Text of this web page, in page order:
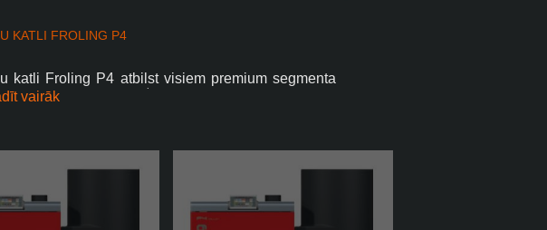
KATLI FROLING P4
katli Froling P4 atbilst visiem premium segmenta
vieniem no tehnoloģiski vispilnīgākajiem granulu
vairāk